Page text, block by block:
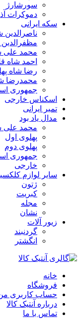
سورشارژ
دموکرات
سکه ایرانی
ناصرالدین
محمد علی
احمد شاه
رضا شاه
محمدرضا
جمهوری
اسکناس خارجی
تمبر ایرانی
مدال یاد بود
محمد علی
پهلوی اول
پهلوی دوم
جمهوری
خارجی
سایر لوازم
ژتون
کبریت
مجله
نشان
زیور آلات
گردنبند
انگشتر
خانه
فروشگاه
حساب کاربری
درباره آنتیک کالا
تماس با ما